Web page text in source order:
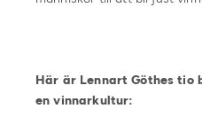
Här är Lennart Göthes
en vinnarkultur: